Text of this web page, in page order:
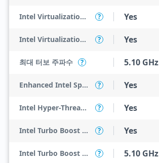
Intel Virtualization Technology (VT-x) ? Yes
Intel Virtualization Technology for Directed I/O (VT-d) ? Yes
최대 터보 주파수 ? 5.10 GHz
Enhanced Intel SpeedStep Technology ? Yes
Intel Hyper-Threading Technology ? Yes
Intel Turbo Boost Max Technology 3.0 ? Yes
Intel Turbo Boost Max Technology 3.0 Frequency ? 5.10 GHz